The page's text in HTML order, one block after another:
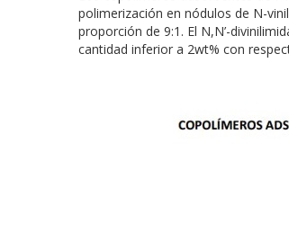
polimerización en nódulos de N-
proporción de 9:1. El N,N’-
cantidad inferior a 2wt% con